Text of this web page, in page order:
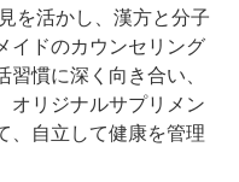
を活かし、漢方と分子
イドのカウンセリング
慣に深く向き合い、
オリジナルサプリメン
、自立して健康を管理